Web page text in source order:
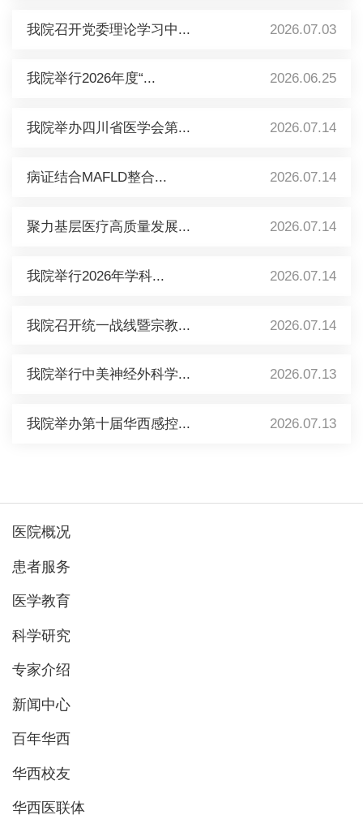
我院召开党委理论学习中... 2026.07.03
我院举行2026年度“... 2026.06.25
我院举办四川省医学会第... 2026.07.14
病证结合MAFLD整合... 2026.07.14
聚力基层医疗高质量发展... 2026.07.14
我院举行2026年学科... 2026.07.14
我院召开统一战线暨宗教... 2026.07.14
我院举行中美神经外科学... 2026.07.13
我院举办第十届华西感控... 2026.07.13
医院概况
患者服务
医学教育
科学研究
专家介绍
新闻中心
百年华西
华西校友
华西医联体